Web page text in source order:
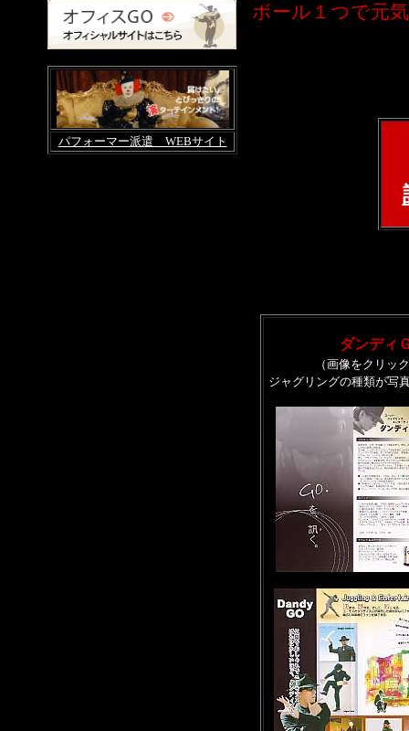
パフォーマー派遣 WEBサイト
ボール１つで元
ダンディ
（画像をクリッ
ジャグリングの種類が写